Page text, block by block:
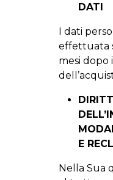
DATI
I dati
effettuata
mesi dopo
E
Nella Sua